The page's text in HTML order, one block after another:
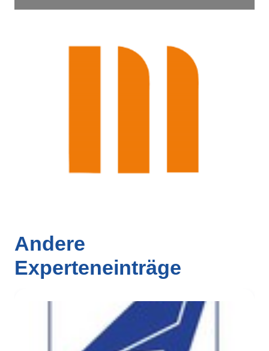
Andere
Experteneinträge